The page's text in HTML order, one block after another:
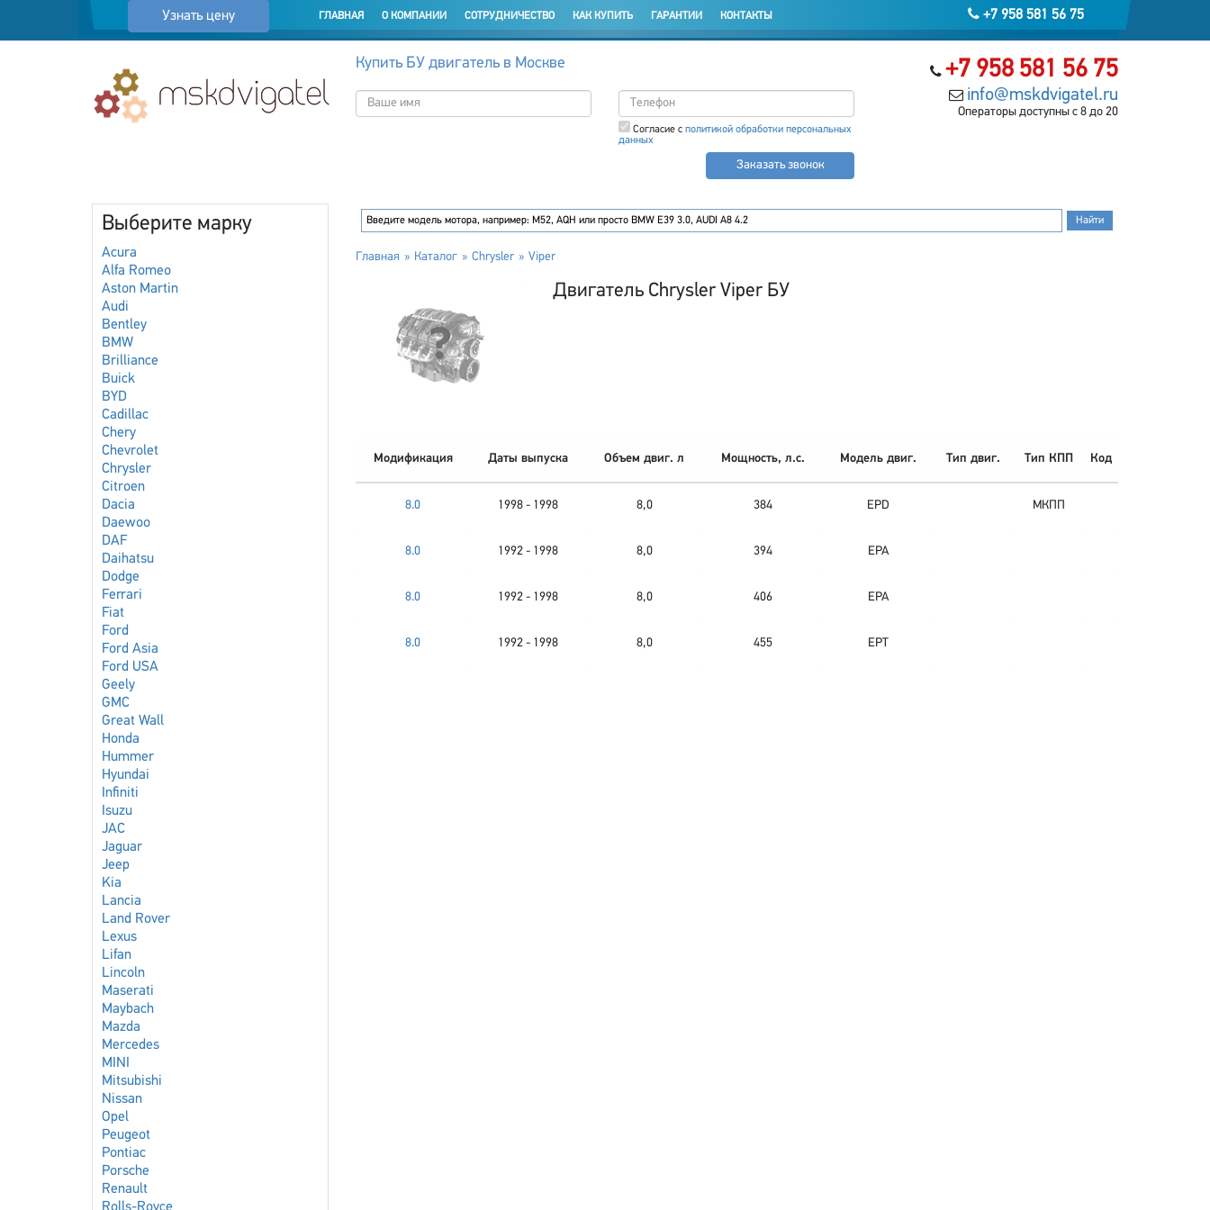
Узнать цену +7 958 581 56 75
ГЛАВНАЯ О КОМПАНИИ СОТРУДНИЧЕСТВО КАК КУПИТЬ ГАРАНТИИ КОНТАКТЫ
+7 958 581 56 75
info@mskdvigatel.ru
Операторы доступны с 8 до 20
Купить БУ двигатель в Москве
Согласие с политикой обработки персональных
данных
Заказать звонок
Выберите марку
Acura
Alfa Romeo
Aston Martin
Audi
Bentley
BMW
Brilliance
Buick
BYD
Cadillac
Chery
Chevrolet
Chrysler
Citroen
Dacia
Daewoo
DAF
Daihatsu
Dodge
Ferrari
Fiat
Ford
Ford Asia
Ford USA
Geely
GMC
Great Wall
Honda
Hummer
Hyundai
Infiniti
Isuzu
JAC
Jaguar
Jeep
Kia
Lancia
Land Rover
Lexus
Lifan
Lincoln
Maserati
Maybach
Mazda
Mercedes
MINI
Mitsubishi
Nissan
Opel
Peugeot
Pontiac
Porsche
Renault
Главная Каталог Chrysler Viper
Двигатель Chrysler Viper БУ
Модификация Даты выпуска Объем двиг. л Мощность, л.с. Модель двиг. Тип двиг. Тип КПП Код
8.0 1998 - 1998 8,0 384 EPD МКПП
8.0 1992 - 1998 8,0 394 EPA
8.0 1992 - 1998 8,0 406 EPA
8.0 1992 - 1998 8,0 455 EPT